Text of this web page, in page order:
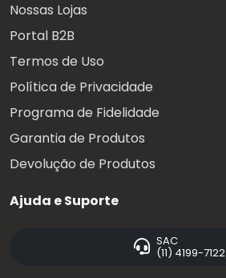
Nossas Lojas
Portal B2B
Termos de Uso
Política de Privacidade
Programa de Fidelidade
Garantia de Produtos
Devolução de Produtos
Ajuda e Suporte
SAC
(11) 4199-7122